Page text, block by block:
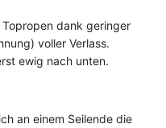
dank geringer
voller Verlass.
ewig nach unten.
an einem Seilende die